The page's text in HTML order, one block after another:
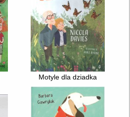
Motyle dla dziadka